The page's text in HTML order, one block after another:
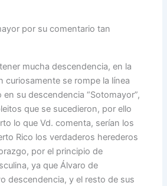
por su comentario tan
mucha descendencia, en la
curiosamente se rompe la línea
en su descendencia “Sotomayor”,
que se sucedieron, por ello
lo que Vd. comenta, serían los
Rico los verdaderos herederos
por el principio de
ya que Álvaro de
descendencia, y el resto de sus